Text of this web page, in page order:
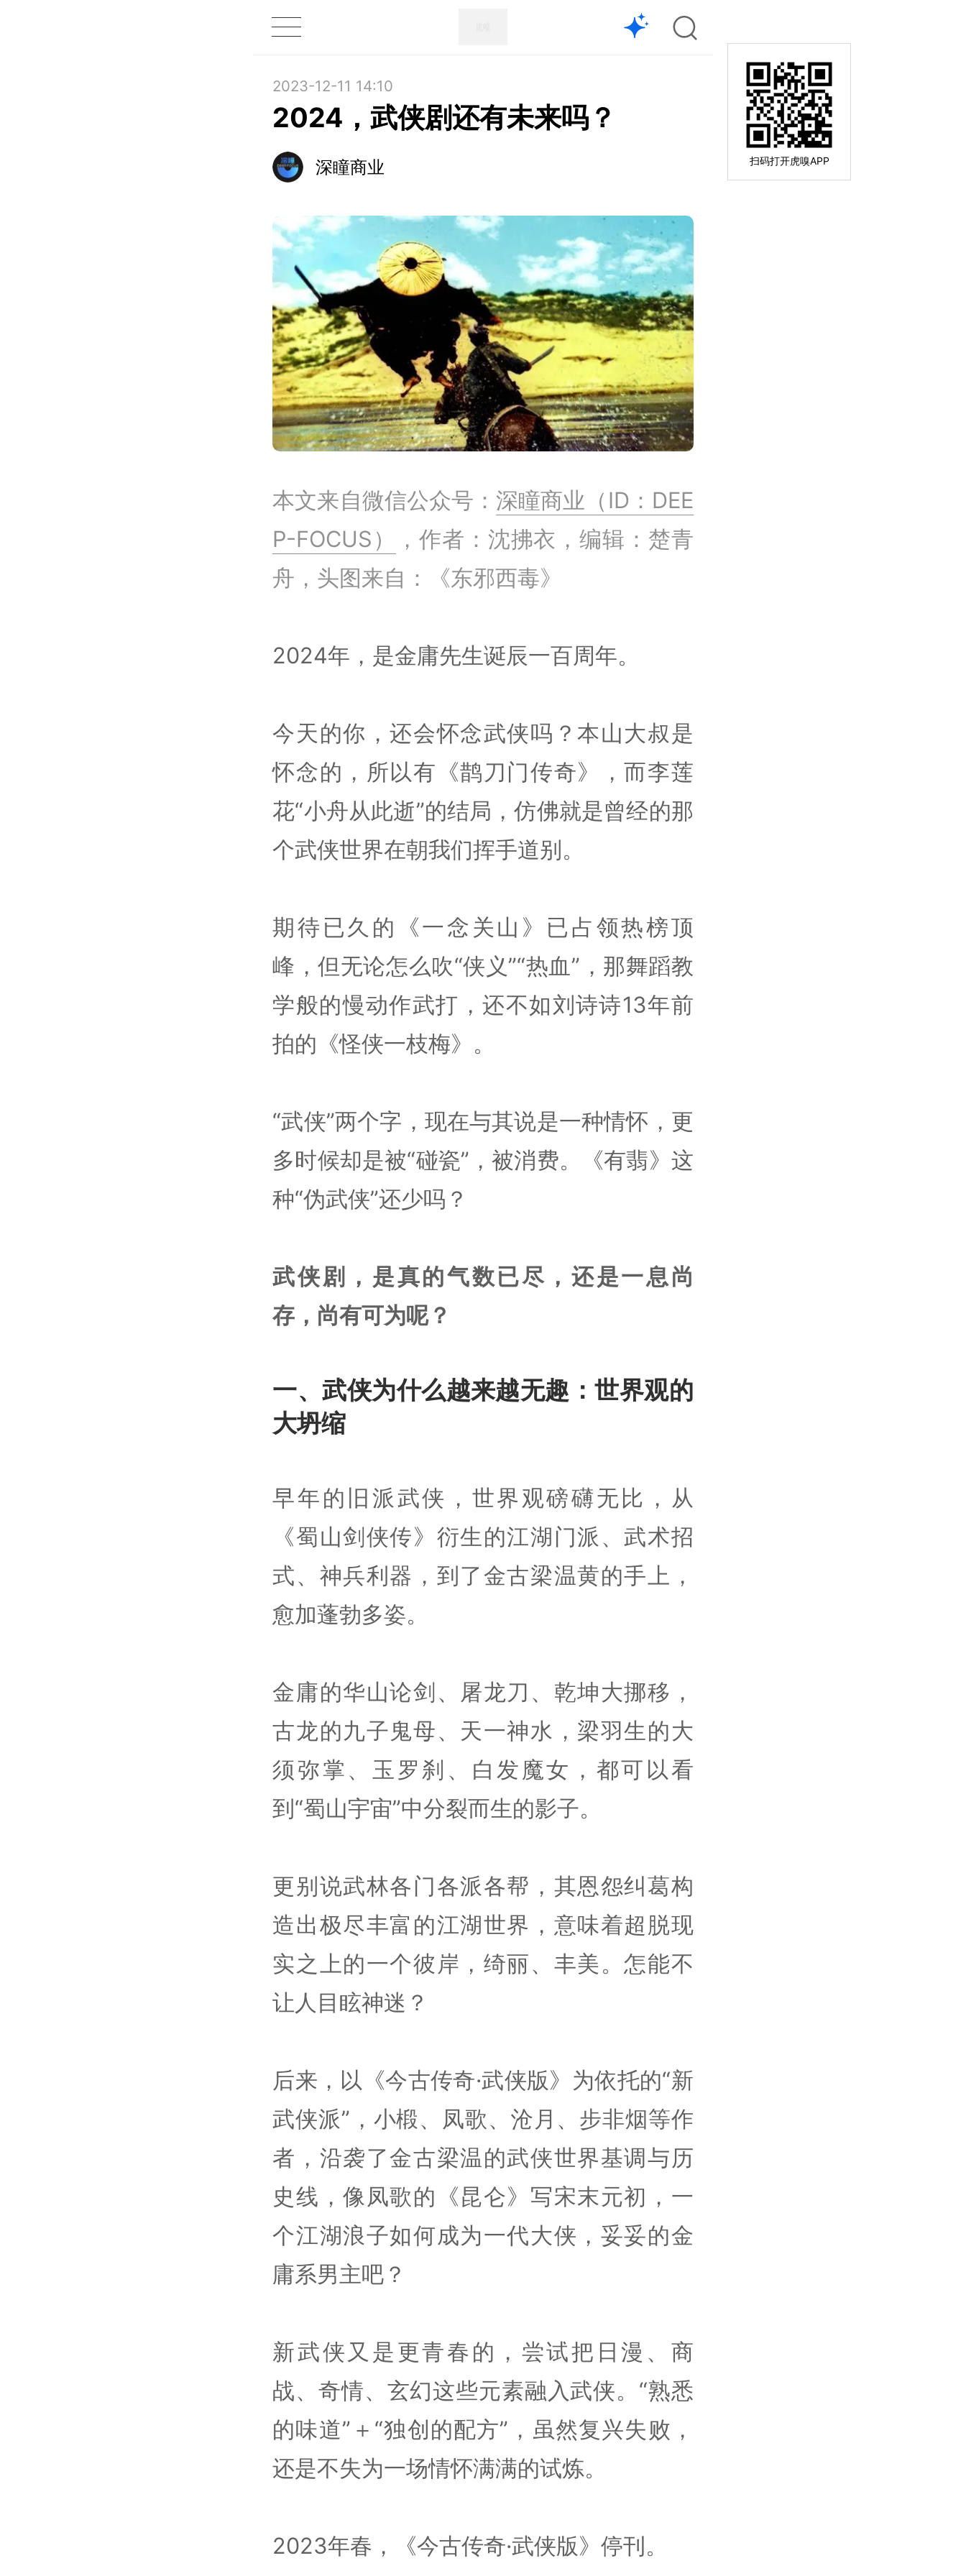
扫码打开虎嗅APP
2023-12-11 14:10
2024，武侠剧还有未来吗？
深瞳商业
本文来自微信公众号：深瞳商业（ID：DEE
P-FOCUS）
，作者：沈拂衣，编辑：楚青
舟，头图来自：《东邪西毒》
2024年，是金庸先生诞辰一百周年。
今天的你，还会怀念武侠吗？本山大叔是
怀念的，所以有《鹊刀门传奇》，而李莲
花“小舟从此逝”的结局，仿佛就是曾经的那
个武侠世界在朝我们挥手道别。
期待已久的《一念关山》已占领热榜顶
峰，但无论怎么吹“侠义”“热血”，那舞蹈教
学般的慢动作武打，还不如刘诗诗13年前
拍的《怪侠一枝梅》。
“武侠”两个字，现在与其说是一种情怀，更
多时候却是被“碰瓷”，被消费。《有翡》这
种“伪武侠”还少吗？
武侠剧，是真的气数已尽，还是一息尚
存，尚有可为呢？
一、武侠为什么越来越无趣：世界观的
大坍缩
早年的旧派武侠，世界观磅礴无比，从
《蜀山剑侠传》衍生的江湖门派、武术招
式、神兵利器，到了金古梁温黄的手上，
愈加蓬勃多姿。
金庸的华山论剑、屠龙刀、乾坤大挪移，
古龙的九子鬼母、天一神水，梁羽生的大
须弥掌、玉罗刹、白发魔女，都可以看
到“蜀山宇宙”中分裂而生的影子。
更别说武林各门各派各帮，其恩怨纠葛构
造出极尽丰富的江湖世界，意味着超脱现
实之上的一个彼岸，绮丽、丰美。怎能不
让人目眩神迷？
后来，以《今古传奇·武侠版》为依托的“新
武侠派”，小椴、凤歌、沧月、步非烟等作
者，沿袭了金古梁温的武侠世界基调与历
史线，像凤歌的《昆仑》写宋末元初，一
个江湖浪子如何成为一代大侠，妥妥的金
庸系男主吧？
新武侠又是更青春的，尝试把日漫、商
战、奇情、玄幻这些元素融入武侠。“熟悉
的味道”＋“独创的配方”，虽然复兴失败，
还是不失为一场情怀满满的试炼。
2023年春，《今古传奇·武侠版》停刊。